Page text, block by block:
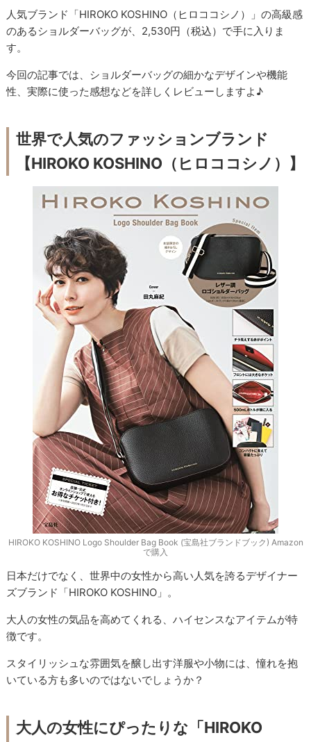
人気ブランド「HIROKO KOSHINO（ヒロココシノ）」の高級感
のあるショルダーバッグが、2,530円（税込）で手に入りま
す。
今回の記事では、ショルダーバッグの細かなデザインや機能
性、実際に使った感想などを詳しくレビューしますよ♪
世界で人気のファッションブランド
【HIROKO KOSHINO（ヒロココシノ）】
HIROKO KOSHINO Logo Shoulder Bag Book (宝島社ブランドブック) Amazon
で購入
日本だけでなく、世界中の女性から高い人気を誇るデザイナー
ズブランド「HIROKO KOSHINO」。
大人の女性の気品を高めてくれる、ハイセンスなアイテムが特
徴です。
スタイリッシュな雰囲気を醸し出す洋服や小物には、憧れを抱
いている方も多いのではないでしょうか？
大人の女性にぴったりな「HIROKO